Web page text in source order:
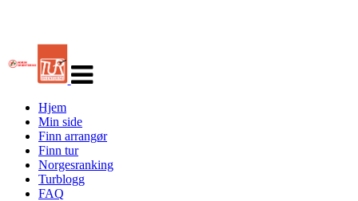
navigasjon
Hjem
Min side
Finn arrangør
Finn tur
Norgesranking
Turblogg
FAQ